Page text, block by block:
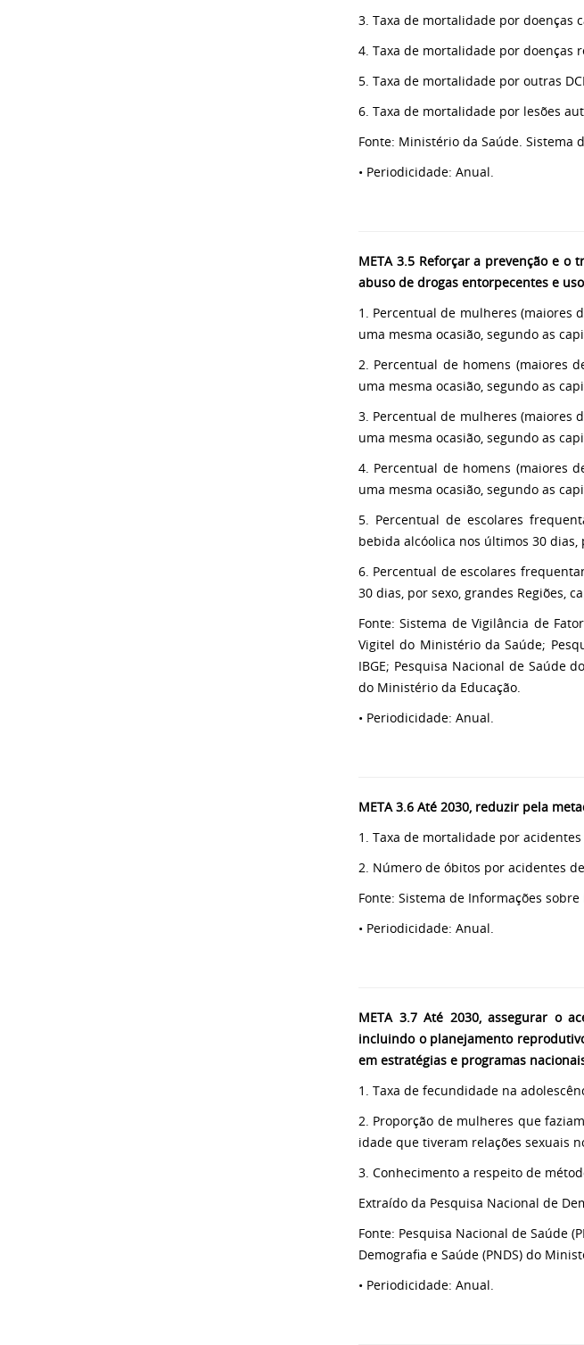
3. Taxa de mortalidade por doenças
4. Taxa de mortalidade por doenças
5. Taxa de mortalidade por outras
6. Taxa de mortalidade por lesões
Fonte: Ministério da Saúde. Sistema
• Periodicidade: Anual.
META 3.5 Reforçar a prevenção e
abuso de drogas entorpecentes e
1. Percentual de mulheres (maiores
uma mesma ocasião, segundo as
2. Percentual de homens (maiores
uma mesma ocasião, segundo as
3. Percentual de mulheres (maiores
uma mesma ocasião, segundo as
4. Percentual de homens (maiores
uma mesma ocasião, segundo as
5. Percentual de escolares
bebida alcóolica nos últimos 30 dias,
6. Percentual de escolares
30 dias, por sexo, grandes Regiões,
Fonte: Sistema de Vigilância de
Vigitel do Ministério da Saúde;
IBGE; Pesquisa Nacional de Saúde
do Ministério da Educação.
• Periodicidade: Anual.
META 3.6 Até 2030, reduzir pela
1. Taxa de mortalidade por
2. Número de óbitos por acidentes
Fonte: Sistema de Informações
• Periodicidade: Anual.
META 3.7 Até 2030, assegurar o
incluindo o planejamento
em estratégias e programas
1. Taxa de fecundidade na
2. Proporção de mulheres que
idade que tiveram relações sexuais
3. Conhecimento a respeito de
Extraído da Pesquisa Nacional de
Fonte: Pesquisa Nacional de Saúde
Demografia e Saúde (PNDS) do
• Periodicidade: Anual.